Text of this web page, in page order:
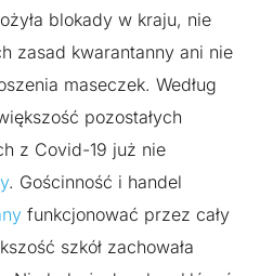
blokady w kraju, nie
zasad kwarantanny ani nie
maseczek. Według
pozostałych
z Covid-19 już nie
. Gościnność i handel
funkcjonować przez cały
szkół zachowała